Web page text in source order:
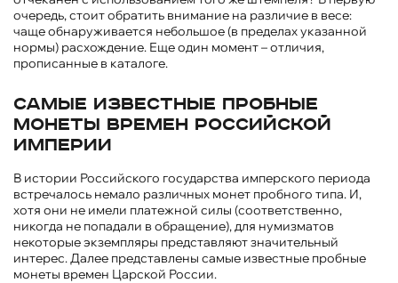
очередь, стоит обратить внимание на различие в весе:
чаще обнаруживается небольшое (в пределах указанной
нормы) расхождение. Еще один момент – отличия,
прописанные в каталоге.
Самые известные пробные
монеты времен Российской
империи
В истории Российского государства имперского периода
встречалось немало различных монет пробного типа. И,
хотя они не имели платежной силы (соответственно,
никогда не попадали в обращение), для нумизматов
некоторые экземпляры представляют значительный
интерес. Далее представлены самые известные пробные
монеты времен Царской России.